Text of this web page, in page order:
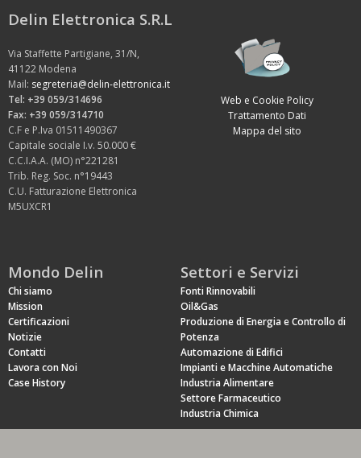
Delin Elettronica S.R.L
Via Staffette Partigiane, 31/N,
41122 Modena
Mail: segreteria@delin-elettronica.it
Tel: +39 059/314696
Fax: +39 059/314710
C.F e P.Iva 01511490367
Capitale sociale I.v. 50.000 €
C.C.I.A.A. (MO) n°221281
Trib. Reg. Soc. n°19443
C.U. Fatturazione Elettronica
M5UXCR1
Web e Cookie Policy
Trattamento Dati
Mappa del sito
Mondo Delin
Chi siamo
Mission
Certificazioni
Notizie
Contatti
Lavora con Noi
Case History
Settori e Servizi
Fonti Rinnovabili
Oil&Gas
Produzione di Energia e Controllo di
Potenza
Automazione di Edifici
Impianti e Macchine Automatiche
Industria Alimentare
Settore Farmaceutico
Industria Chimica